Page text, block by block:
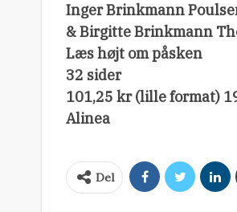
Inger Brinkmann
& Birgitte Brinkmann
Læs højt om påsken
32 sider
101,25 kr (lille format)
Alinea
Del